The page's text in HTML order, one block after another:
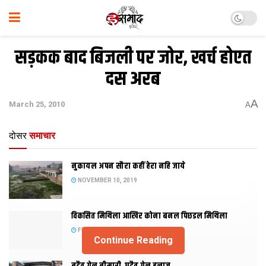
सड़कक बाद बिजली पर जोर, खर्च होएत
दस अरब
March 25, 2010 AA
दोसर समाचार
नुकायल अपन सौरा कहीं हेरा नहि जाये
NOVEMBER 10, 2019
विकसित मिथिला आखिर कोना बनल पिछडल मिथिला
FEBRUARY 23, 2019
Continue Reading